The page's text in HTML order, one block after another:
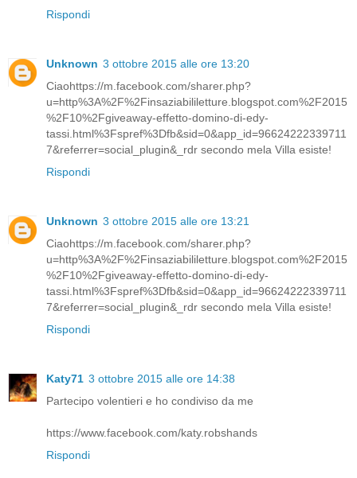
Rispondi
Unknown 3 ottobre 2015 alle ore 13:20
Ciaohttps://m.facebook.com/sharer.php?
u=http%3A%2F%2Finsaziabililetture.blogspot.com%2F2015
%2F10%2Fgiveaway-effetto-domino-di-edy-
tassi.html%3Fspref%3Dfb&sid=0&app_id=96624222339711
7&referrer=social_plugin&_rdr secondo mela Villa esiste!
Rispondi
Unknown 3 ottobre 2015 alle ore 13:21
Ciaohttps://m.facebook.com/sharer.php?
u=http%3A%2F%2Finsaziabililetture.blogspot.com%2F2015
%2F10%2Fgiveaway-effetto-domino-di-edy-
tassi.html%3Fspref%3Dfb&sid=0&app_id=96624222339711
7&referrer=social_plugin&_rdr secondo mela Villa esiste!
Rispondi
Katy71 3 ottobre 2015 alle ore 14:38
Partecipo volentieri e ho condiviso da me
https://www.facebook.com/katy.robshands
Rispondi